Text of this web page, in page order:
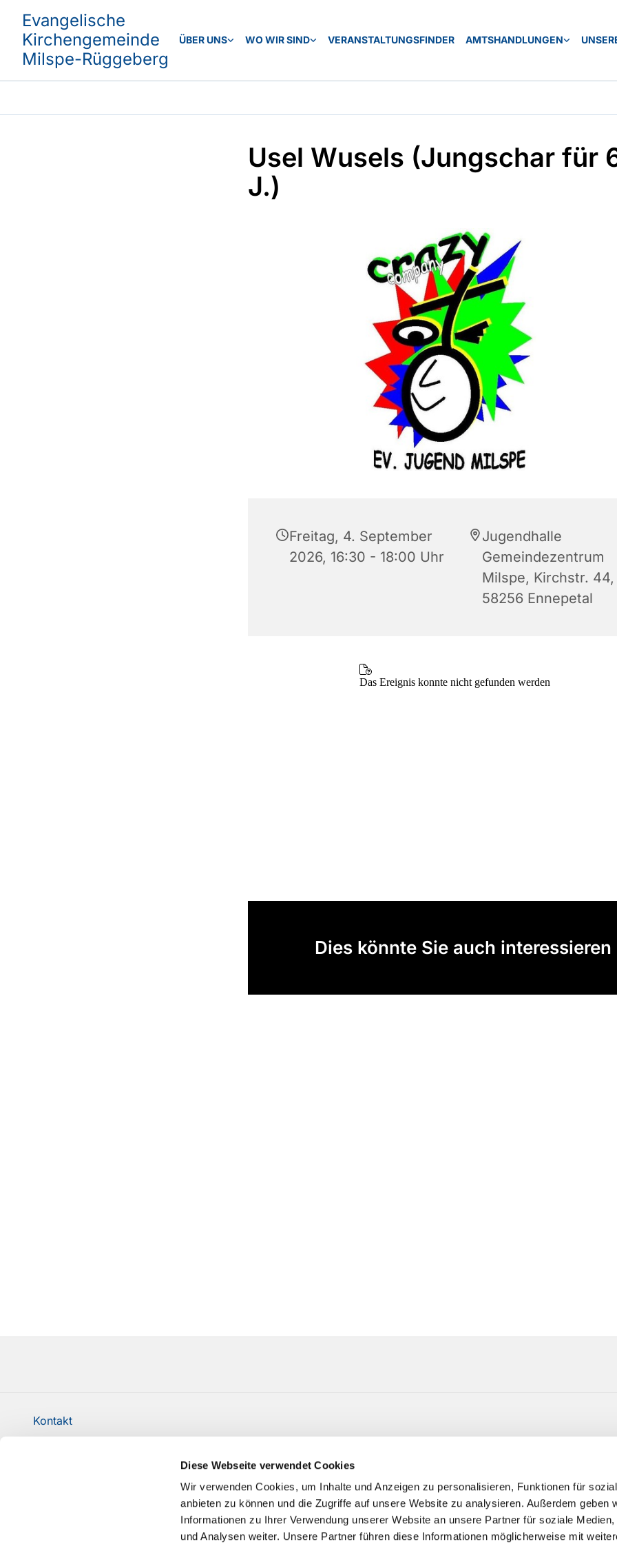
Diese Webseite verwendet Cookies
Wir verwenden Cookies, um Inhalte und Anzeigen zu personalisieren, Funktionen für
anbieten zu können und die Zugriffe auf unsere Website zu analysieren. Außerdem geben
Informationen zu Ihrer Verwendung unserer Website an unsere Partner für soziale Medien,
und Analysen weiter. Unsere Partner führen diese Informationen möglicherweise mit
Evangelische
Kirchengemeinde
Milspe-Rüggeberg
ÜBER UNS WO WIR SIND VERANSTALTUNGSFINDER AMTSHANDLUNGEN
Usel Wusels (Jungschar für
J.)
Freitag, 4. September
2026, 16:30 - 18:00 Uhr
Jugendhalle
Gemeindezentrum
Milspe, Kirchstr. 44,
58256 Ennepetal
Dies könnte Sie auch interessieren
Kontakt
Erklärung zur Barrierefreiheit